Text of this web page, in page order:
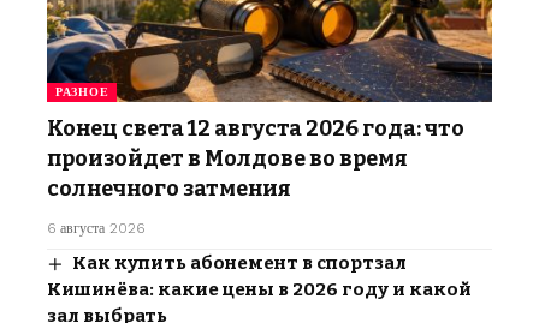
РАЗНОЕ
Конец света 12 августа 2026 года: что
произойдет в Молдове во время
солнечного затмения
6 августа 2026
Как купить абонемент в спортзал
Кишинёва: какие цены в 2026 году и какой
зал выбрать